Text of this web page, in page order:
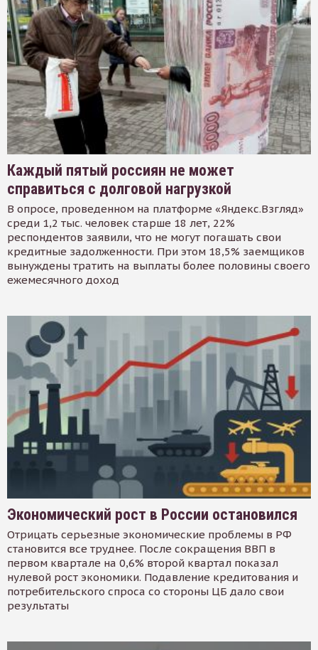
Каждый пятый россиян не может
справиться с долговой нагрузкой
В опросе, проведенном на платформе «Яндекс.Взгляд»
среди 1,2 тыс. человек старше 18 лет, 22%
респондентов заявили, что не могут погашать свои
кредитные задолженности. При этом 18,5% заемщиков
вынуждены тратить на выплаты более половины своего
ежемесячного доход
Экономический рост в России остановился
Отрицать серьезные экономические проблемы в РФ
становится все труднее. После сокращения ВВП в
первом квартале на 0,6% второй квартал показал
нулевой рост экономики. Подавление кредитования и
потребительского спроса со стороны ЦБ дало свои
результаты